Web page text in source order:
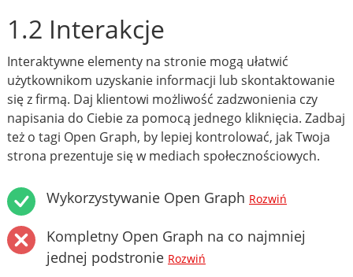
1.2 Interakcje
Interaktywne elementy na stronie mogą ułatwić
użytkownikom uzyskanie informacji lub skontaktowanie
się z firmą. Daj klientowi możliwość zadzwonienia czy
napisania do Ciebie za pomocą jednego kliknięcia. Zadbaj
też o tagi Open Graph, by lepiej kontrolować, jak Twoja
strona prezentuje się w mediach społecznościowych.
Wykorzystywanie Open Graph Rozwiń
Kompletny Open Graph na co najmniej
jednej podstronie Rozwiń